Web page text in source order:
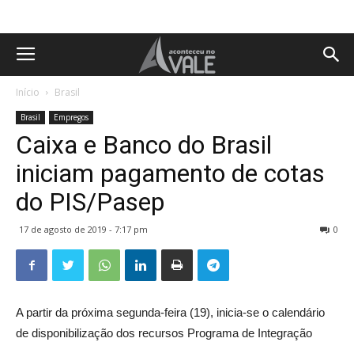
Início Brasil
Brasil Empregos
Caixa e Banco do Brasil
iniciam pagamento de cotas
do PIS/Pasep
17 de agosto de 2019 - 7:17 pm 0
A partir da próxima segunda-feira (19), inicia-se o calendário
de disponibilização dos recursos Programa de Integração